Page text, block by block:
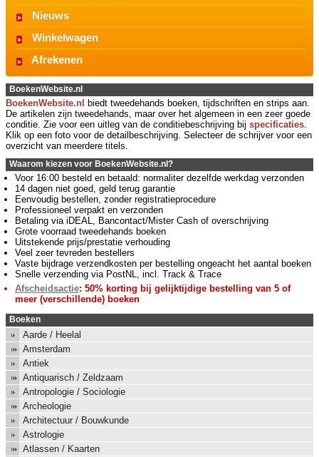
Nieuws
Winkelwagen
Afrekenen
BoekenWebsite.nl
BoekenWebsite.nl
biedt tweedehands boeken, tijdschriften en strips aan.
De artikelen zijn tweedehands, maar over het algemeen in een zeer goede
conditie. Zie voor een uitleg van de conditiebeschrijving bij specificaties.
Klik op een foto voor de detailbeschrijving. Selecteer de schrijver voor een
overzicht van meerdere titels.
Waarom kiezen voor BoekenWebsite.nl?
Voor 16:00 besteld en betaald: normaliter dezelfde werkdag verzonden
14 dagen niet goed, geld terug garantie
Eenvoudig bestellen, zonder registratieprocedure
Professioneel verpakt en verzonden
Betaling via iDEAL, Bancontact/Mister Cash of overschrijving
Grote voorraad tweedehands boeken
Uitstekende prijs/prestatie verhouding
Veel zeer tevreden bestellers
Vaste bijdrage verzendkosten per bestelling ongeacht het aantal boeken
Snelle verzending via PostNL, incl. Track & Trace
Afscheidsactie: 50% korting bij gelijktijdige bestelling van 5 of
meer (verschillende) boeken
Boeken
Aarde / Heelal
Amsterdam
Antiek
Antiquarisch / Zeldzaam
Antropologie / Sociologie
Archeologie
Architectuur / Bouwkunde
Astrologie
Atlassen / Kaarten